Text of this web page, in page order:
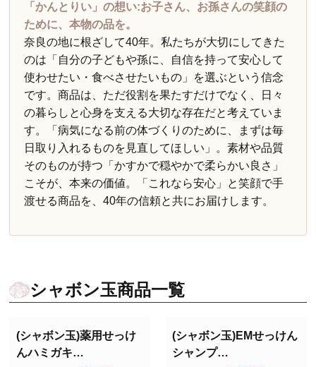
「かんとりい」の想い:お子さん、お孫さんの笑顔の
ために、本物の品を。
奈良の地に根ざして40年。私たちが大切にしてきた
のは「自分の子どもや孫に、自信を持って安心して
使わせたい・食べさせたいもの」を選ぶという信念
です。商品は、ただ役割を果たすだけでなく、日々
の暮らしと心身を支える大切な存在だと考えていま
す。「病気になる前の体づくりのために、まずは毎
日取り入れるものを見直してほしい」。素材や品質
そのものが持つ「かすかで穏やかで柔らかい良さ」
こそが、本来の価値。「これなら安心」と笑顔で手
渡せる商品を、40年の信頼と共にお届けします。
シャボン玉商品一覧
(シャボン玉)薬用せっけ
んハミガキ…
(シャボン玉)EMせっけん
シャンプ…